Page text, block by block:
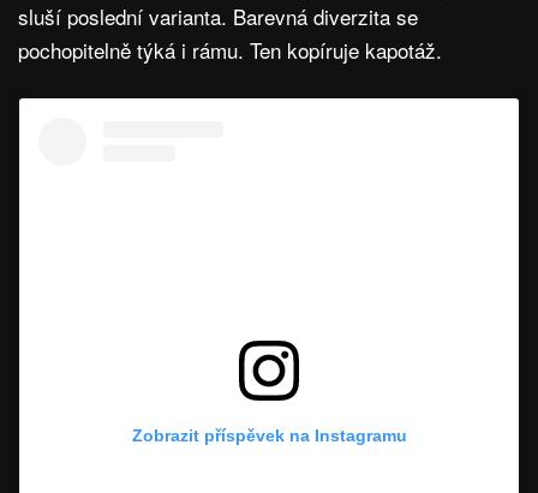
sluší poslední varianta. Barevná diverzita se
pochopitelně týká i rámu. Ten kopíruje kapotáž.
Zobrazit příspěvek na Instagramu